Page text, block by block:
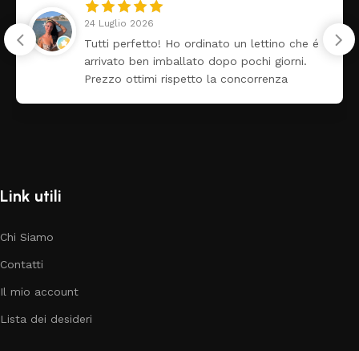
24 Luglio 2026
Tutti perfetto! Ho ordinato un lettino che é
arrivato ben imballato dopo pochi giorni.
Prezzo ottimi rispetto la concorrenza
Link utili
Chi Siamo
Contatti
Il mio account
Lista dei desideri